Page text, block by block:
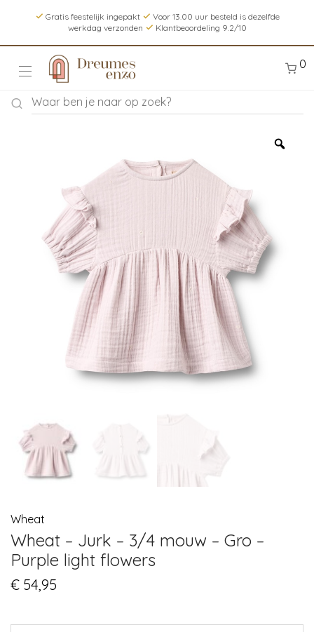
Gratis feestelijk ingepakt
Voor 13.00 uur besteld is dezelfde
werkdag verzonden
Klantbeoordeling 9.2/10
0
Wheat
Wheat – Jurk – 3/4 mouw – Gro –
Purple light flowers
€ 54,95